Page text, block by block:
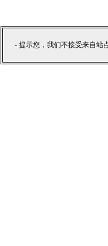
- 提示您，我们不接受来自站